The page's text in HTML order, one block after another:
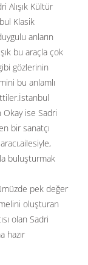
Alışık Kültür
Klasik
anların
bu araçla çok
gözlerinin
bu anlamlı
ise Sadri
bir sanatçı
buluşturmak
pek değer
oluşturan
olan Sadri
hazır